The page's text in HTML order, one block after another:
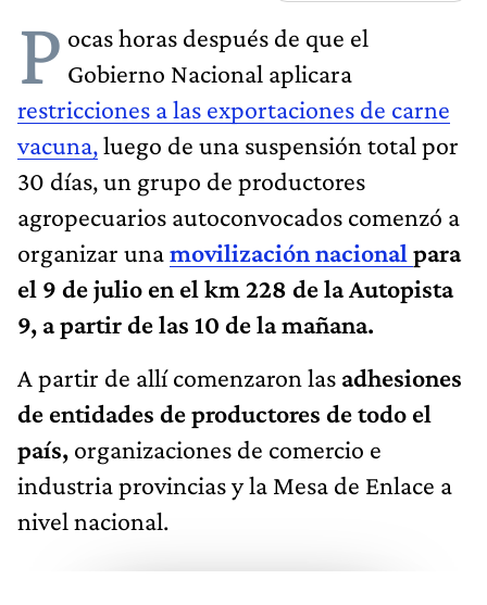
P ocas horas después de que el
Gobierno Nacional aplicara
restricciones a las exportaciones de carne
vacuna,luego de una suspensión total por
30 días, un grupo de productores
agropecuarios autoconvocados comenzó a
organizar unamovilización nacional para
el 9 de julio en el km 228 de la Autopista
9, a partir de las 10 de la mañana.
A partir de allí comenzaron las adhesiones
de entidades de productores de todo el
país, organizaciones de comercio e
industria provincias y la Mesa de Enlace a
nivel nacional.